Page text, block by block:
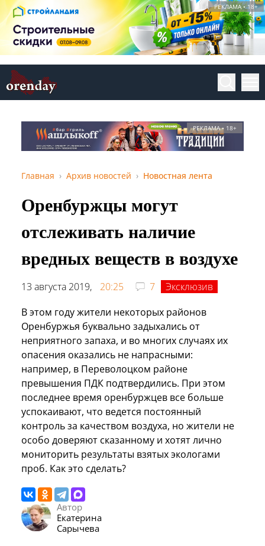
РЕКЛАМА • 18+
РЕКЛАМА • 18+
Главная Архив новостей Новостная лента
Оренбуржцы могут
отслеживать наличие
вредных веществ в воздухе
13 августа 2019, 20:25 7
Эксклюзив
В этом году жители некоторых районов
Оренбуржья буквально задыхались от
неприятного запаха, и во многих случаях их
опасения оказались не напрасными:
например, в Переволоцком районе
превышения ПДК подтвердились. При этом
последнее время оренбуржцев все больше
успокаивают, что ведется постоянный
контроль за качеством воздуха, но жители не
особо доверяют сказанному и хотят лично
мониторить результаты взятых экологами
проб. Как это сделать?
Автор
Екатерина
Сарычева